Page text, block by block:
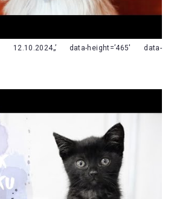
data-height=’465′ data-